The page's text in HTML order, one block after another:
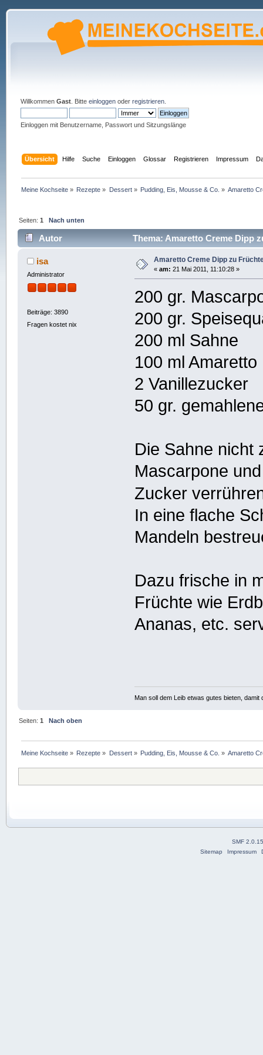
Willkommen Gast. Bitte einloggenoder registrieren.
Einloggen mit Benutzername, Passwort und Sitzungslänge
Übersicht Hilfe Suche Einloggen Glossar Registrieren Impressum
Meine Kochseite » Rezepte » Dessert» Pudding, Eis, Mousse & Co. » Amaretto
Seiten:1 Nach unten
Autor Thema: Amaretto Creme Dipp
isa
Administrator
Beiträge: 3890
Fragen kostet nix
Amaretto Creme Dipp zu
« am: 21 Mai 2011, 11:10:28 »
200 gr.
200 gr.
200 ml Sahne
100 ml Amaretto
2 Vanillezucker
50 gr.
Die Sahne nicht
Mascarpone
Zucker
In eine flache
Mandeln
Dazu frische in
Früchte wie
Ananas, etc.
Man soll dem Leib etwas gutes bieten,
Seiten:1 Nach oben
Meine Kochseite » Rezepte » Dessert» Pudding, Eis, Mousse & Co. » Amaretto
SMF
Sitemap
Impressum